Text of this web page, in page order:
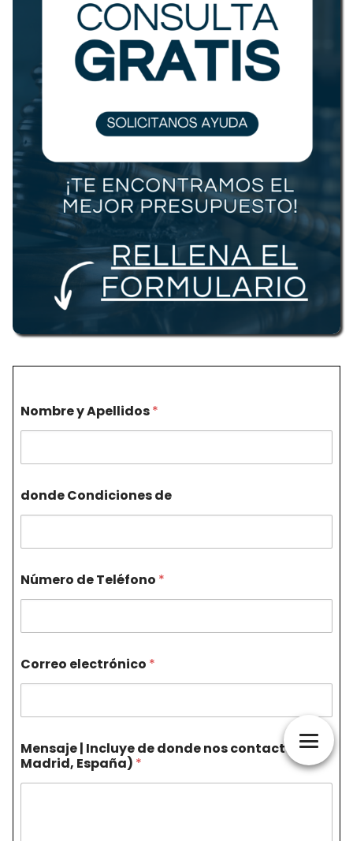
Nombre y Apellidos*
donde Condiciones de
Número de Teléfono *
Correo electrónico *
Mensaje | Incluye de donde nos contactas (Ej.
Madrid, España) *